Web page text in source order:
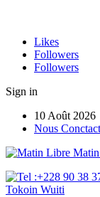
Likes
Followers
Followers
Sign in
10 Août 2026
Nous